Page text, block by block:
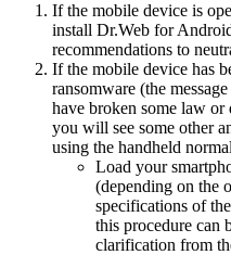
If the mobile device is
install Dr.Web for
recommendations to
If the mobile device has
ransomware (the
have broken some law or
you will see some other
using the handheld
Load your
(depending on the
specifications of
this procedure can
clarification from